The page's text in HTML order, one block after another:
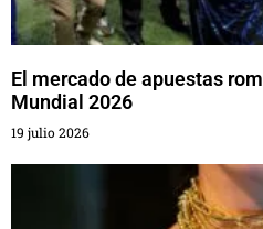
El mercado de apuestas
Mundial 2026
19 julio 2026